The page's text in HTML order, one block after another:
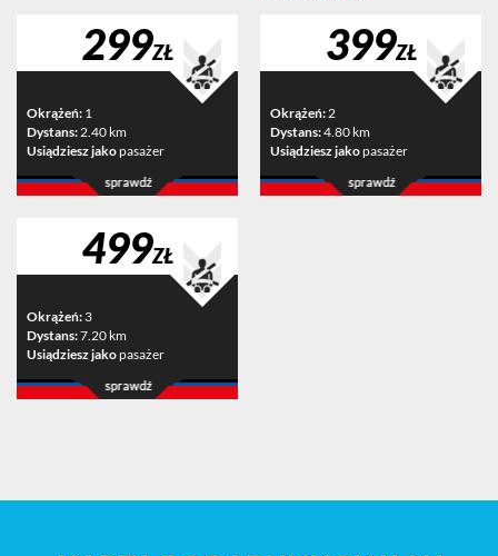
299ZŁ
Okrążeń: 1
Dystans:2.40 km
Usiądziesz jakopasażer
399ZŁ
Okrążeń:2
Dystans:4.80 km
Usiądziesz jakopasażer
499ZŁ
Okrążeń: 3
Dystans:7.20 km
Usiądziesz jakopasażer